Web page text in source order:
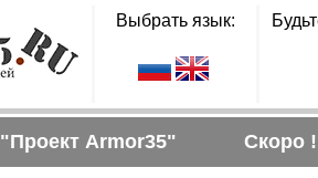
Выбрать язык:
"Проект Armor35" Скоро !